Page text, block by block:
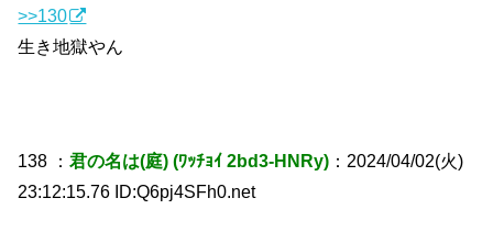
>>130
生き地獄やん
138 ：君の名は(庭) (ﾜｯﾁｮｲ 2bd3-HNRy) ：2024/04/02(火)
23:12:15.76 ID:Q6pj4SFh0.net